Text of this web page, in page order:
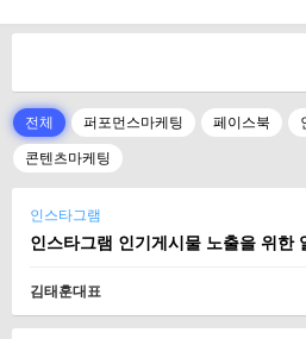
전체 퍼포먼스마케팅 페이스북
콘텐츠마케팅
인스타그램
인스타그램 인기게시물 노출을 위한
김태훈대표